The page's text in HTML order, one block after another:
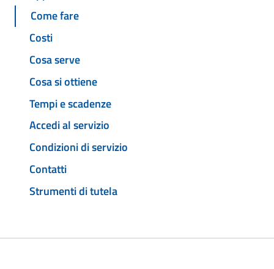
Come fare
Costi
Cosa serve
Cosa si ottiene
Tempi e scadenze
Accedi al servizio
Condizioni di servizio
Contatti
Strumenti di tutela